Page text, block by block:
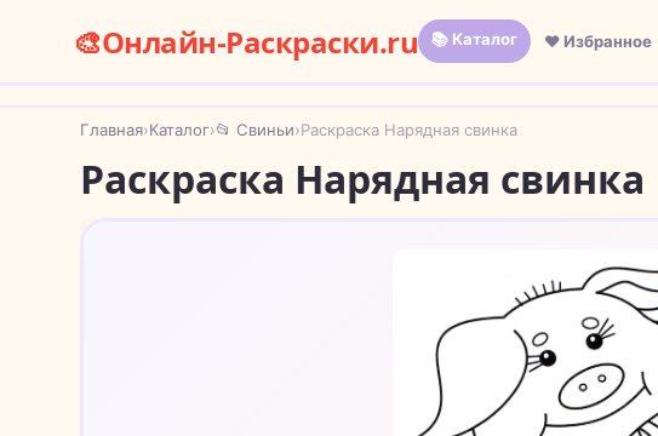
🎨Онлайн-Раскраски.ru 📚 Каталог ❤️ Избранное
Главная›Каталог›📂 Свиньи›Раскраска Нарядная свинка
Раскраска Нарядная свинка